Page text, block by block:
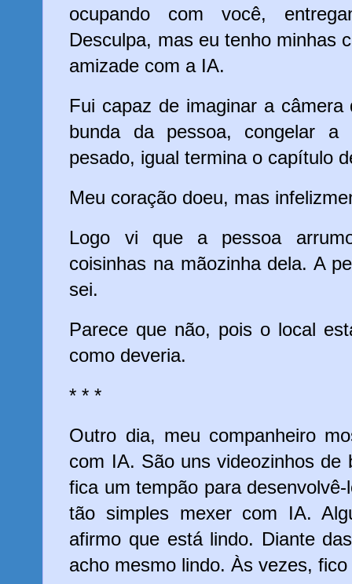
ocupando com você,
Desculpa, mas eu tenho minhas
amizade com a IA.
Fui capaz de imaginar a
bunda da pessoa, congelar
pesado, igual termina o capítulo
Meu coração doeu, mas
Logo vi que a pessoa
coisinhas na mãozinha dela. A
sei.
Parece que não, pois o local
como deveria.
* * *
Outro dia, meu companheiro
com IA. São uns videozinhos de
fica um tempão para
tão simples mexer com IA.
afirmo que está lindo. Diante
acho mesmo lindo. Às vezes,